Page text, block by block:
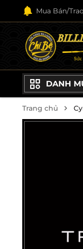
Mua Bán/
DANH
Trang chủ